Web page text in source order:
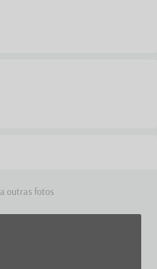
outras fotos